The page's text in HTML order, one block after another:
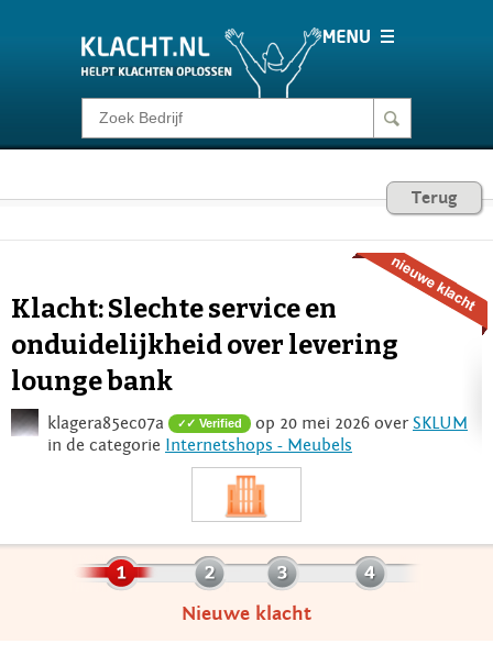
Klacht melden
Consumentenrecht
Voor Bedrijven
Terug
Klacht: Slechte service en
onduidelijkheid over levering
lounge bank
klagera85ec07a ✓ Verified op 20 mei 2026 over SKLUM
in de categorie Internetshops - Meubels
Nieuwe klacht